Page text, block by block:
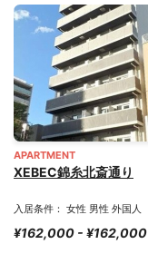
APARTMENT
XEBEC錦糸北斎通り
入居条件： 女性 男性 外国人
¥162,000 - ¥162,000